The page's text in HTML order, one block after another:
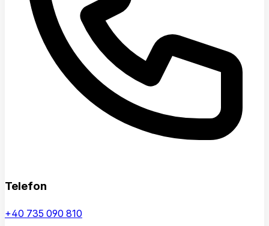
Telefon
+40 735 090 810